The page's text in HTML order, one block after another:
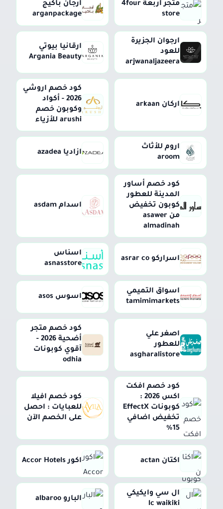
متجر اربعة 4four
store
ارجان باكيج
arganpackage
ارجوان الجزيرة
للعود
arjwanaljazeera
ارقانيا بيوتي
Argania Beauty
اركان arkaan
كود خصم اروشي
2026 - أكواد
وكوبون خصم
arushi للأزياء
اروم للأثاث
aroom
ازاديا azadea
كود خصم أساور
المدينة للعطور
كوبون تخفيض
من asawer
almadinah
اسدام asdam
اسراركو asrar co
اسناس
asnasstore
اسواق التميمي
tamimimarkets
اسوس asos
اصغر علي
للعطور
asgharalistore
كود خصم متجر
أضحية 2026 -
آقوي كوبونات
odhia
كود خصم افكت
اكس 2026 :
كوبونات EffectX
تخفيض اضافي
15%
كود خصم افيلا
للعبايات : احصل
على الخصم الآن
اكتان actan اكور Accor Hotels
ال سي وايكيكي
lc waikiki
البارو albaroo